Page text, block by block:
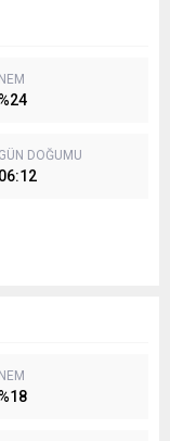
NEM
%24
GÜN DOĞUMU
06:12
NEM
%18